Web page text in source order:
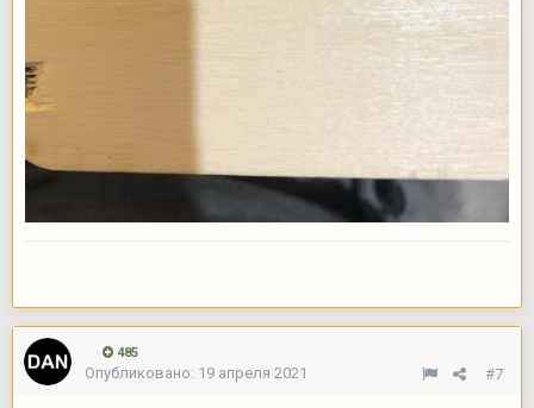
485
#7
Опубликовано: 19 апреля 2021